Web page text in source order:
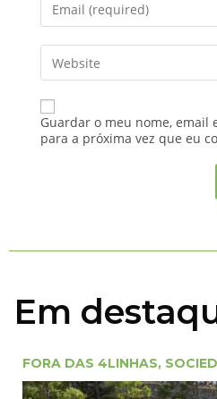
Guardar o meu nome, email
para a próxima vez que eu
Em
FORA DAS 4LINHAS,